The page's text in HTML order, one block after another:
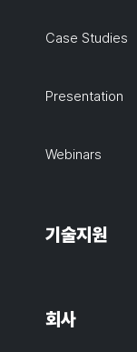
Case Studies
Presentation
Webinars
기술지원
회사